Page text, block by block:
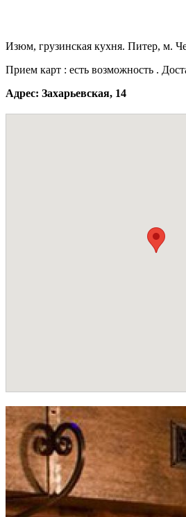
Изюм, грузинская кухня. Питер, м.
Прием карт : есть возможность .
Адрес: Захарьевская, 14